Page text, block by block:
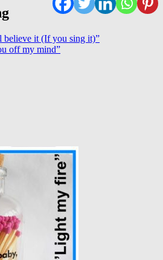
believe it (If you sing it)”
off my mind”